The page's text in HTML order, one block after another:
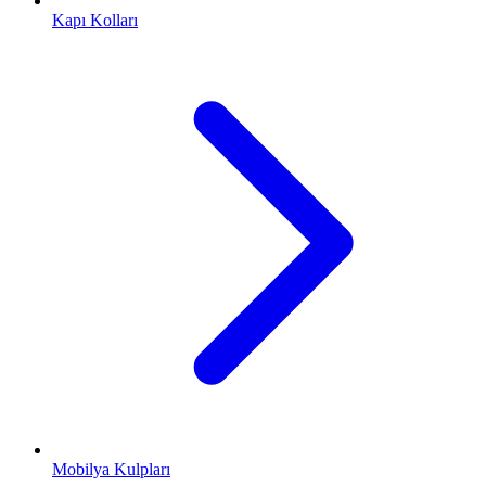
Kapı Kolları
Mobilya Kulpları